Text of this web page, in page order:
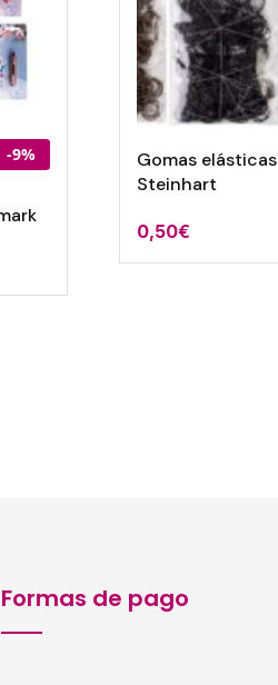
-9%
Gomas elásticas
Steinhart
0,50€
Formas de pago